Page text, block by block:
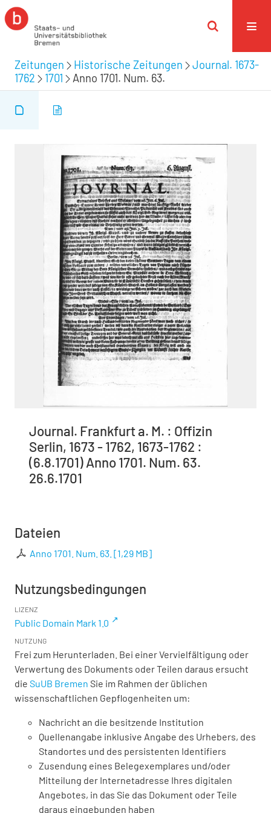
Zeitungen Historische Zeitungen
Journal. 1673-
1762
1701 Anno 1701. Num. 63.
Journal. Frankfurt a. M. : Offizin
Serlin, 1673 - 1762, 1673-1762 :
(6.8.1701) Anno 1701. Num. 63.
26.6.1701
Dateien
Anno 1701. Num. 63. [1,29 MB]
Nutzungsbedingungen
LIZENZ
Public Domain Mark 1.0
NUTZUNG
Frei zum Herunterladen. Bei einer Vervielfältigung oder
Verwertung des Dokuments oder Teilen daraus ersucht
die SuUB Bremen Sie im Rahmen der üblichen
wissenschaftlichen Gepflogenheiten um:
Nachricht an die besitzende Institution
Quellenangabe inklusive Angabe des Urhebers, des
Standortes und des persistenten Identifiers
Zusendung eines Belegexemplares und/oder
Mitteilung der Internetadresse Ihres digitalen
Angebotes, in das Sie das Dokument oder Teile
daraus eingebunden haben